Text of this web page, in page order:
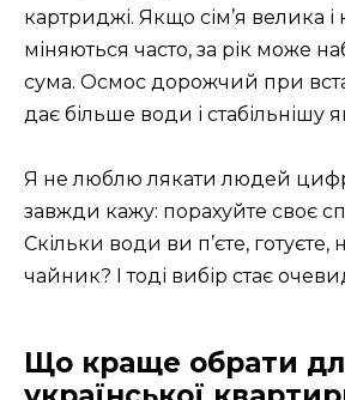
картриджі. Якщо сім’я велика і
міняються часто, за рік може
сума. Осмос дорожчий при
дає більше води і стабільнішу
Я не люблю лякати людей
завжди кажу: порахуйте своє
Скільки води ви п’єте, готуєте,
чайник? І тоді вибір стає
Що краще обрати